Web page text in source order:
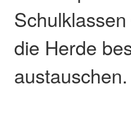
die Herde
austauschen.